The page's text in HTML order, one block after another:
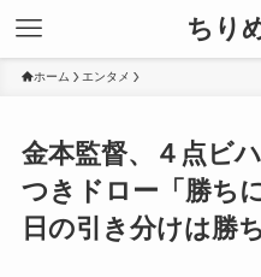
ちり
ホーム エンタメ
金本監督、４点ビ
つきドロー「勝ち
日の引き分けは勝